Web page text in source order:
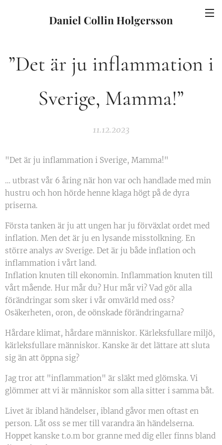
Daniel Collin Holgersson
”Det är ju inflammation i
Sverige, Mamma!”
11.12.2023
"Det är ju inflammation i Sverige, Mamma!"
… utbrast vår 6 åring när hon var och handlade med min
hustru och hon hörde henne klaga högt på de dyra
priserna.
Första tanken är ju att ungen har ju förväxlat ordet med
inflation. Men det är ju en lysande misstolkning. En
större analys av Sverige. Det är ju både inflation och
inflammation i vårt land.
Inflation knuten till ekonomin. Inflammation knuten till
vårt mående. Hur mår du? Hur mår vi? Vad gör alla
förändringar som sker i vår omvärld med oss?
Osäkerheten, oron, de oönskade förändringarna?
Hårdare klimat, hårdare människor. Kärleksfullare miljö,
kärleksfullare människor. Kanske är det lättare att sluta
sig än att öppna sig?
Jag tror att "inflammation" är släkt med glömska. Vi
glömmer att vi är människor som alla sitter i samma båt.
Livet är ibland händelser, ibland gåvor men oftast en
person. Låt oss se mer till varandra än händelserna.
Hoppet kanske t.o.m bor granne med dig eller finns bland